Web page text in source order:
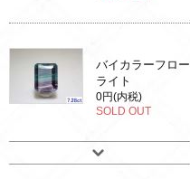
バイカラーフロー
ライト
0円(内税)
SOLD OUT